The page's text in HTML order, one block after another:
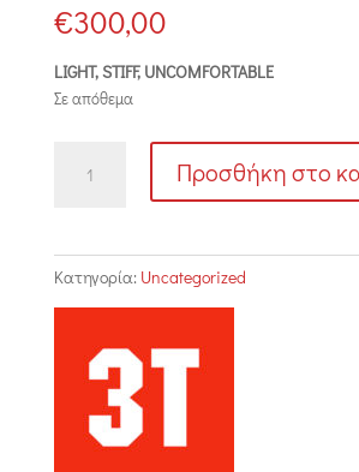
€300,00
LIGHT, STIFF, UNCOMFORTABLE
Σε απόθεμα
SUPERLEGGERA
ποσότητα
Προσθήκη στο
Κατηγορία: Uncategorized